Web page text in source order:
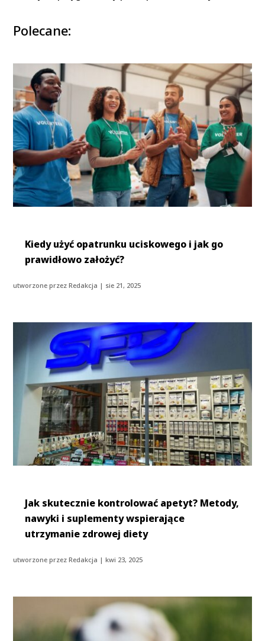
Polecane:
Kiedy użyć opatrunku uciskowego i jak go
prawidłowo założyć?
utworzone przezRedakcja | sie 21, 2025
Jak skutecznie kontrolować apetyt? Metody,
nawyki i suplementy wspierające
utrzymanie zdrowej diety
utworzone przezRedakcja |kwi 23, 2025